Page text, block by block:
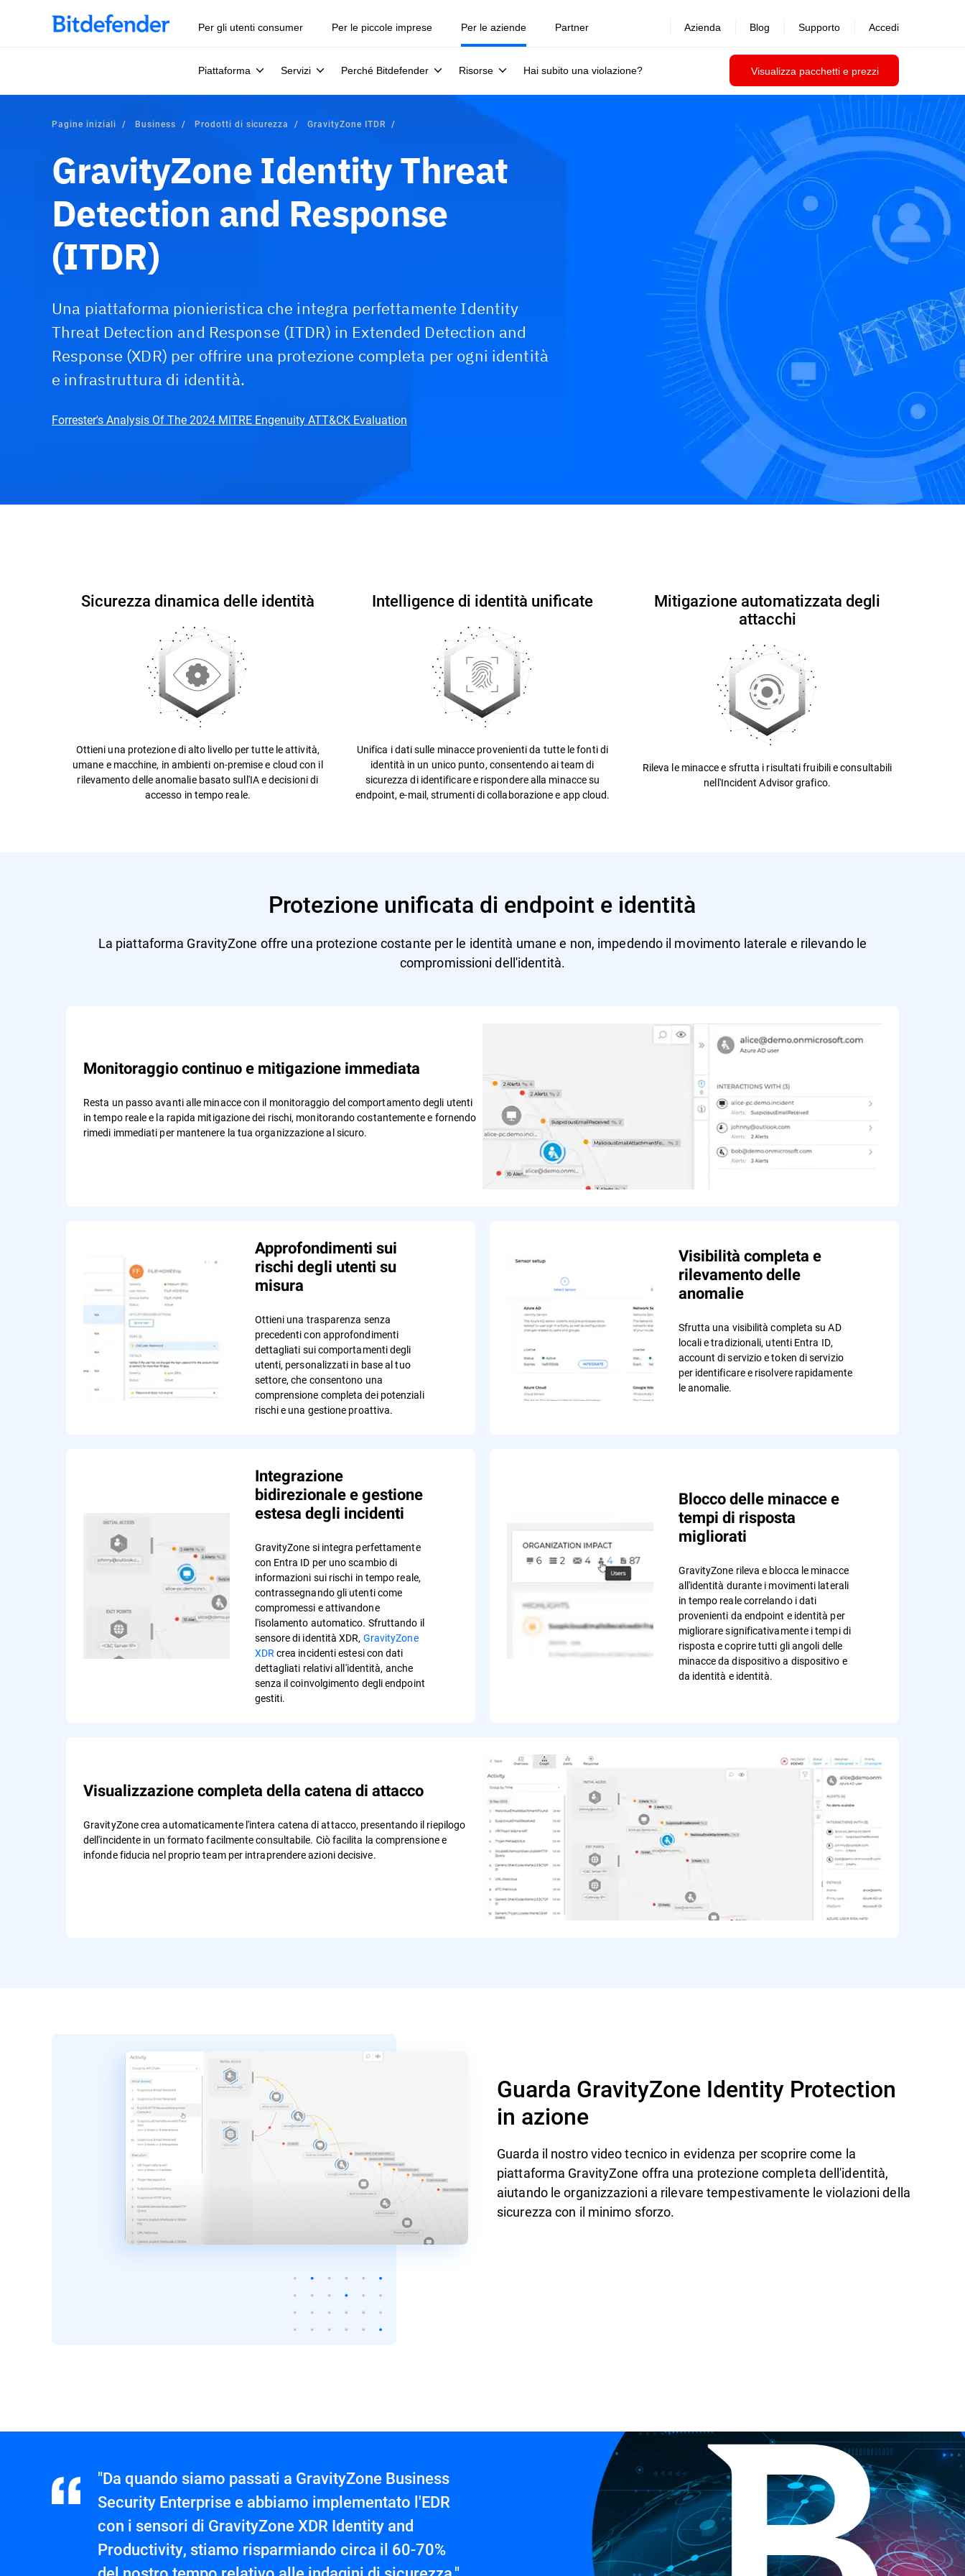
Per gli utenti consumer Per le piccole imprese Per le aziende
Piattaforma Servizi Perché Bitdefender Risorse Hai subito una violazione? Visualizza pacchetti e prezzi
Partner Azienda Blog Supporto Accedi
Pagine iniziali Business Prodotti di sicurezza GravityZone ITDR
GravityZone Identity Threat
Detection and Response
(ITDR)
Una piattaforma pionieristica che integra perfettamente Identity
Threat Detection and Response (ITDR) in Extended Detection and
Response (XDR) per offrire una protezione completa per ogni identità
e infrastruttura di identità.
Forrester's Analysis Of The 2024 MITRE Engenuity ATT&CK Evaluation
Sicurezza dinamica delle identità
Ottieni una protezione di alto livello per tutte le attività,
umane e macchine, in ambienti on-premise e cloud con il
rilevamento delle anomalie basato sull'IA e decisioni di
accesso in tempo reale.
Intelligence di identità unificate
Unifica i dati sulle minacce provenienti da tutte le fonti di
identità in un unico punto, consentendo ai team di
sicurezza di identificare e rispondere alla minacce su
endpoint, e-mail, strumenti di collaborazione e app cloud.
Mitigazione automatizzata degli
attacchi
Rileva le minacce e sfrutta i risultati fruibili e consultabili
nell'Incident Advisor grafico.
Protezione unificata di endpoint e identità
La piattaforma GravityZone offre una protezione costante per le identità umane e non, impedendo il movimento laterale e rilevando le
compromissioni dell'identità.
Monitoraggio continuo e mitigazione immediata
Resta un passo avanti alle minacce con il monitoraggio del comportamento degli utenti
in tempo reale e la rapida mitigazione dei rischi, monitorando costantemente e fornendo
rimedi immediati per mantenere la tua organizzazione al sicuro.
Approfondimenti sui
rischi degli utenti su
misura
Ottieni una trasparenza senza
precedenti con approfondimenti
dettagliati sui comportamenti degli
utenti, personalizzati in base al tuo
settore, che consentono una
comprensione completa dei potenziali
rischi e una gestione proattiva.
Visibilità completa e
rilevamento delle
anomalie
Sfrutta una visibilità completa su AD
locali e tradizionali, utenti Entra ID,
account di servizio e token di servizio
per identificare e risolvere rapidamente
le anomalie.
Integrazione
bidirezionale e gestione
estesa degli incidenti
GravityZone si integra perfettamente
con Entra ID per uno scambio di
informazioni sui rischi in tempo reale,
contrassegnando gli utenti come
compromessi e attivandone
l'isolamento automatico. Sfruttando il
sensore di identità XDR, GravityZone
XDRcrea incidenti estesi con dati
dettagliati relativi all'identità, anche
senza il coinvolgimento degli endpoint
gestiti.
Blocco delle minacce e
tempi di risposta
migliorati
GravityZone rileva e blocca le minacce
all'identità durante i movimenti laterali
in tempo reale correlando i dati
provenienti da endpoint e identità per
migliorare significativamente i tempi di
risposta e coprire tutti gli angoli delle
minacce da dispositivo a dispositivo e
da identità e identità.
Visualizzazione completa della catena di attacco
GravityZone crea automaticamente l'intera catena di attacco, presentando il riepilogo
dell'incidente in un formato facilmente consultabile. Ciò facilita la comprensione e
infonde fiducia nel proprio team per intraprendere azioni decisive.
Guarda GravityZone Identity Protection
in azione
Guarda il nostro video tecnico in evidenza per scoprire come la
piattaforma GravityZone offra una protezione completa dell'identità,
aiutando le organizzazioni a rilevare tempestivamente le violazioni della
sicurezza con il minimo sforzo.
"Da quando siamo passati a GravityZone Business
Security Enterprise e abbiamo implementato l'EDR
con i sensori di GravityZone XDR Identity and
Productivity, stiamo risparmiando circa il 60-70%